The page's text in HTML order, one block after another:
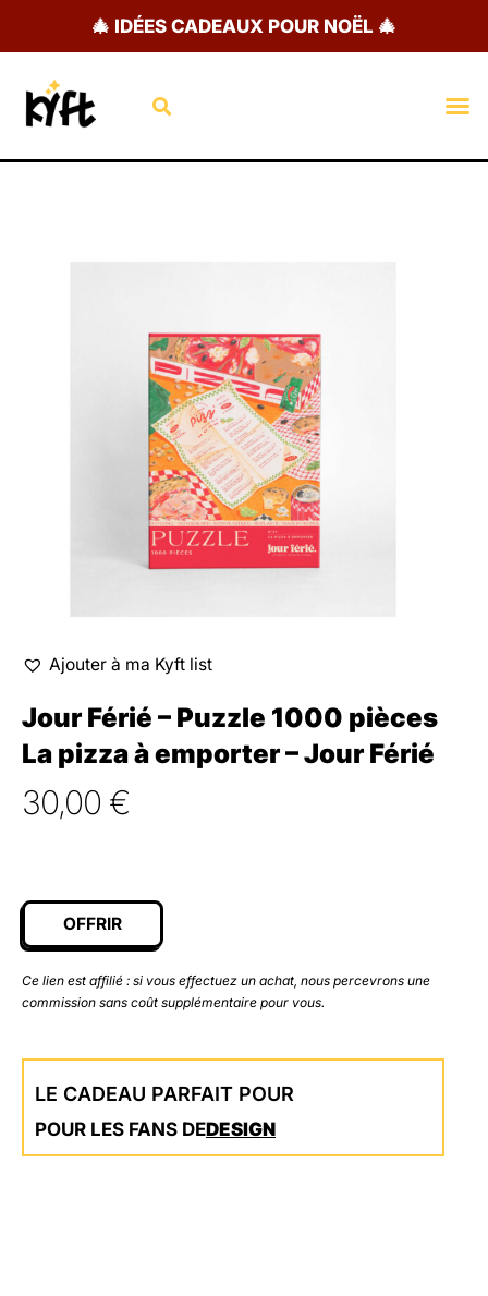
🎄 IDÉES CADEAUX POUR NOËL 🎄
Rechercher
Ajouter à ma Kyft list
Jour Férié – Puzzle 1000 pièces
La pizza à emporter – Jour Férié
30,00 €
OFFRIR
Ce lien est affilié : si vous effectuez un achat, nous percevrons une
commission sans coût supplémentaire pour vous.
LE CADEAU PARFAIT POUR
POUR LES FANS DEDESIGN